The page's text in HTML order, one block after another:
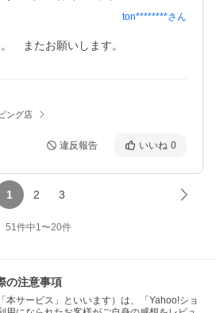
ton********さん
　またお願いします。
ング店
違反報告 いいね 0
1 2 3
51件中1〜20件
の注意事項
本サービス」といいます）は、「Yahoo!ショ